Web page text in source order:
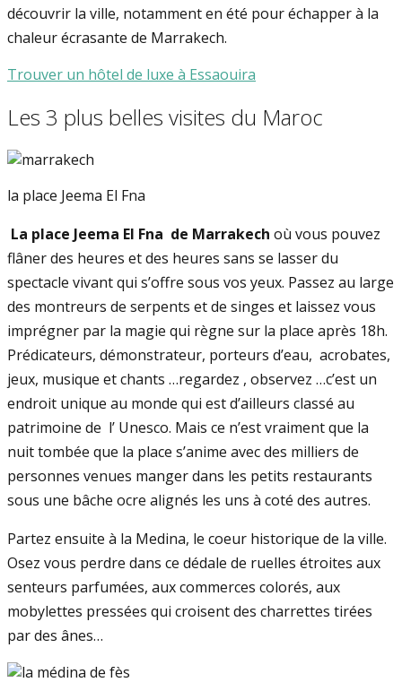
découvrir la ville, notamment en été pour échapper à la
chaleur écrasante de Marrakech.
Trouver un hôtel de luxe à Essaouira
Les 3 plus belles visites du Maroc
la place Jeema El Fna
La place Jeema El Fna de Marrakech où vous pouvez
flâner des heures et des heures sans se lasser du
spectacle vivant qui s’offre sous vos yeux. Passez au large
des montreurs de serpents et de singes et laissez vous
imprégner par la magie qui règne sur la place après 18h.
Prédicateurs, démonstrateur, porteurs d’eau, acrobates,
jeux, musique et chants …regardez , observez …c’est un
endroit unique au monde qui est d’ailleurs classé au
patrimoine de l’ Unesco. Mais ce n’est vraiment que la
nuit tombée que la place s’anime avec des milliers de
personnes venues manger dans les petits restaurants
sous une bâche ocre alignés les uns à coté des autres.
Partez ensuite à la Medina, le coeur historique de la ville.
Osez vous perdre dans ce dédale de ruelles étroites aux
senteurs parfumées, aux commerces colorés, aux
mobylettes pressées qui croisent des charrettes tirées
par des ânes…